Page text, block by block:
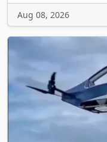
Aug 08, 2026